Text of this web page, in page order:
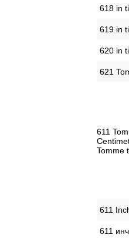
618 in
619 in
620 in
621
611
Tomme
‎611
‎611